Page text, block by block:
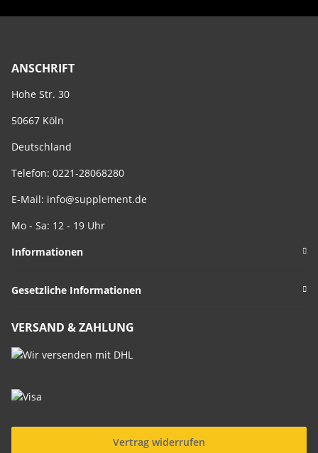
ANSCHRIFT
Hohe Str. 30
50667 Köln
Deutschland
Telefon: 0221-28068280
E-Mail: info@supplement.de
Mo - Sa: 12 - 19 Uhr
Informationen
Gesetzliche Informationen
VERSAND & ZAHLUNG
Vertrag widerrufen